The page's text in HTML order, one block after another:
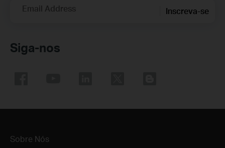
Email Address Inscreva-se
Siga-nos
Sobre Nós